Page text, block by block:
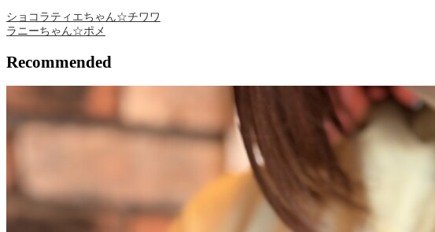
ショコラティエちゃん☆チワワ
ラニーちゃん☆ポメ
Recommended